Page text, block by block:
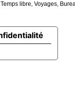
Temps libre, Voyages,